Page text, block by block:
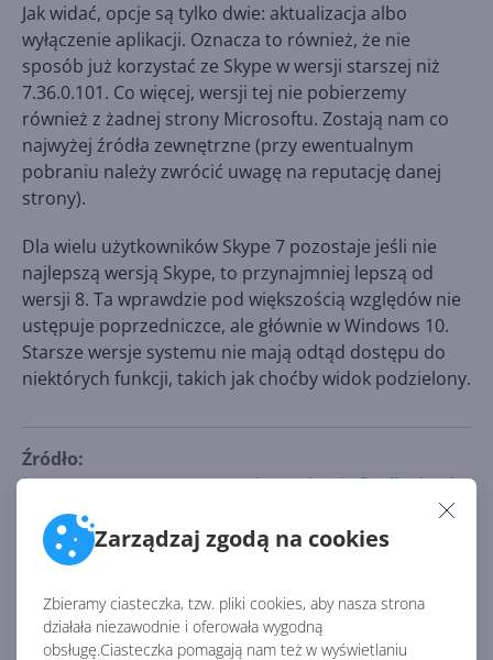
Zarządzaj zgodą na cookies
Zbieramy ciasteczka, tzw. pliki cookies, aby nasza strona
działała niezawodnie i oferowała wygodną
obsługę.Ciasteczka pomagają nam też w wyświetlaniu
Jak widać, opcje są tylko dwie: aktualizacja albo
wyłączenie aplikacji. Oznacza to również, że nie
sposób już korzystać ze Skype w wersji starszej niż
7.36.0.101. Co więcej, wersji tej nie pobierzemy
również z żadnej strony Microsoftu. Zostają nam co
najwyżej źródła zewnętrzne (przy ewentualnym
pobraniu należy zwrócić uwagę na reputację danej
strony).
Dla wielu użytkowników Skype 7 pozostaje jeśli nie
najlepszą wersją Skype, to przynajmniej lepszą od
wersji 8. Ta wprawdzie pod większością względów nie
ustępuje poprzedniczce, ale głównie w Windows 10.
Starsze wersje systemu nie mają odtąd dostępu do
niektórych funkcji, takich jak choćby widok podzielony.
Źródło:
https://mspoweruser.com/skype-classic-finally-dead-
as-microsoft-force-the-issue/